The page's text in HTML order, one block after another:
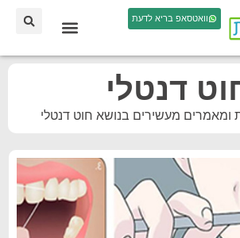
וואטסאפ בריא לדעת
דנטלי
ומאמרים מעשירים בנושא חוט דנטלי